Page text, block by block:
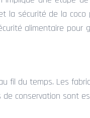
la sécurité de la
alimentaire pour
fil du temps. Les
conservation sont